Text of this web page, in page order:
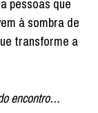
pessoas que
à sombra de
transforme a
encontro…